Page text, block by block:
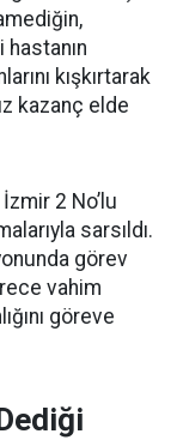
kışkırtarak
kazanç elde
2 No’lu
sarsıldı.
görev
vahim
göreve